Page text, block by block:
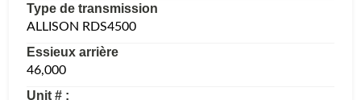
Type de transmission
ALLISON RDS4500
Essieux arrière
46,000
Unit # :